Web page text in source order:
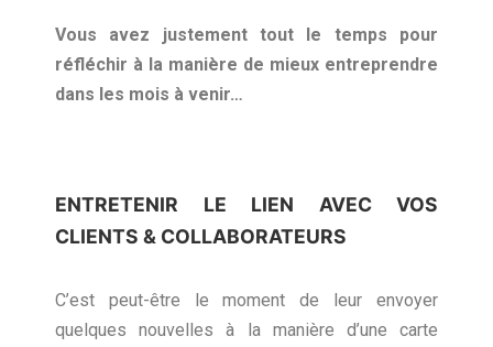
Vous avez justement tout le temps pour
réfléchir à la manière de mieux entreprendre
dans les mois à venir…
ENTRETENIR LE LIEN AVEC VOS
CLIENTS & COLLABORATEURS
C’est peut-être le moment de leur envoyer
quelques nouvelles à la manière d’une carte